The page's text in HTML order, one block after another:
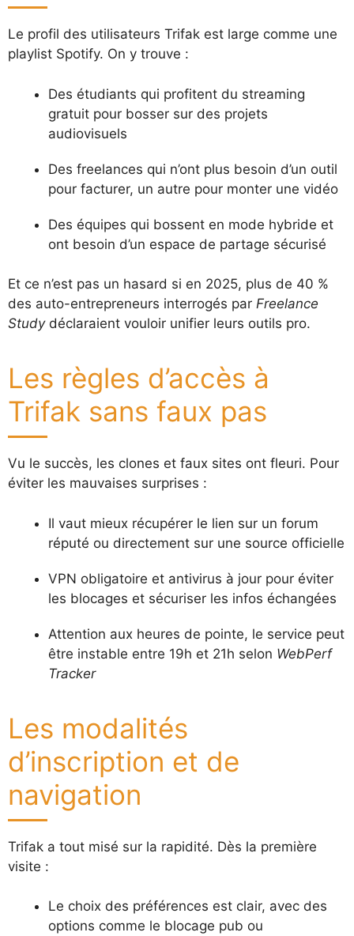
Le profil des utilisateurs Trifak est large comme une
playlist Spotify. On y trouve :
Des étudiants qui profitent du streaming
gratuit pour bosser sur des projets
audiovisuels
Des freelances qui n’ont plus besoin d’un outil
pour facturer, un autre pour monter une vidéo
Des équipes qui bossent en mode hybride et
ont besoin d’un espace de partage sécurisé
Et ce n’est pas un hasard si en 2025, plus de 40 %
des auto-entrepreneurs interrogés par Freelance
Studydéclaraient vouloir unifier leurs outils pro.
Les règles d’accès à
Trifak sans faux pas
Vu le succès, les clones et faux sites ont fleuri. Pour
éviter les mauvaises surprises :
Il vaut mieux récupérer le lien sur un forum
réputé ou directement sur une source officielle
VPN obligatoire et antivirus à jour pour éviter
les blocages et sécuriser les infos échangées
Attention aux heures de pointe, le service peut
être instable entre 19h et 21h selon WebPerf
Tracker
Les modalités
d’inscription et de
navigation
Trifak a tout misé sur la rapidité. Dès la première
visite :
Le choix des préférences est clair, avec des
options comme le blocage pub ou